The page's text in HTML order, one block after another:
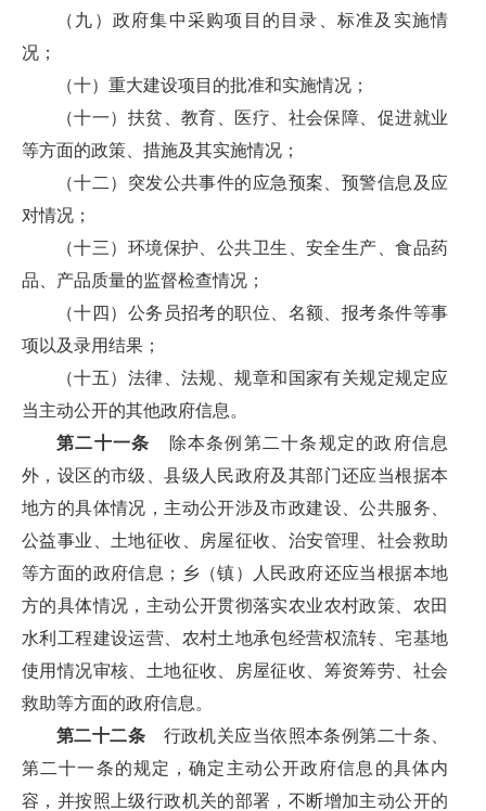
（九）政府集中采购项目的目录、标准及实施情
况；
（十）重大建设项目的批准和实施情况；
（十一）扶贫、教育、医疗、社会保障、促进就业
等方面的政策、措施及其实施情况；
（十二）突发公共事件的应急预案、预警信息及应
对情况；
（十三）环境保护、公共卫生、安全生产、食品药
品、产品质量的监督检查情况；
（十四）公务员招考的职位、名额、报考条件等事
项以及录用结果；
（十五）法律、法规、规章和国家有关规定规定应
当主动公开的其他政府信息。
第二十一条 除本条例第二十条规定的政府信息
外，设区的市级、县级人民政府及其部门还应当根据本
地方的具体情况，主动公开涉及市政建设、公共服务、
公益事业、土地征收、房屋征收、治安管理、社会救助
等方面的政府信息；乡（镇）人民政府还应当根据本地
方的具体情况，主动公开贯彻落实农业农村政策、农田
水利工程建设运营、农村土地承包经营权流转、宅基地
使用情况审核、土地征收、房屋征收、筹资筹劳、社会
救助等方面的政府信息。
第二十二条 行政机关应当依照本条例第二十条、
第二十一条的规定，确定主动公开政府信息的具体内
容，并按照上级行政机关的部署，不断增加主动公开的